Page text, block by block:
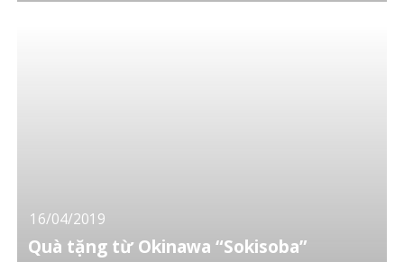
16/04/2019
Quà tặng từ Okinawa “Sokisoba”